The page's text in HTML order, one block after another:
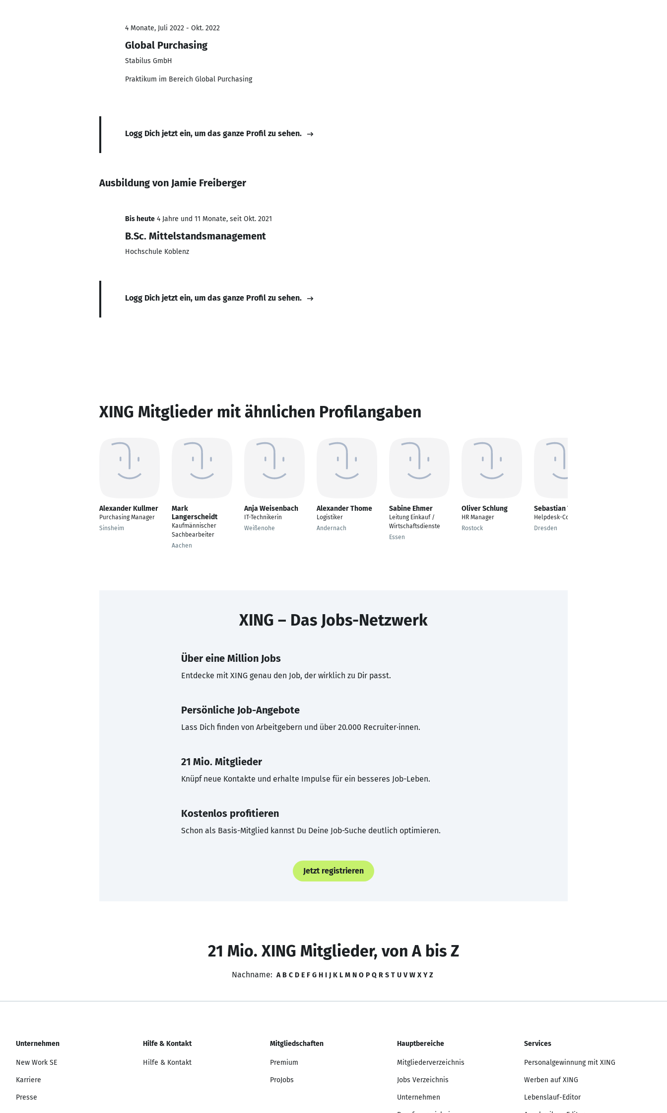
4 Monate, Juli 2022 - Okt. 2022
Global Purchasing
Stabilus GmbH
Praktikum im Bereich Global Purchasing
Logg Dich jetzt ein, um das ganze Profil zu sehen.
Ausbildung von Jamie Freiberger
Bis heute 4 Jahre und 11 Monate, seit Okt. 2021
B.Sc. Mittelstandsmanagement
Hochschule Koblenz
Logg Dich jetzt ein, um das ganze Profil zu sehen.
XING Mitglieder mit ähnlichen Profilangaben
Alexander Kullmer
Purchasing Manager
Sinsheim
Mark
Langerscheidt
Kaufmännischer
Sachbearbeiter
Aachen
Anja Weisenbach
IT-Technikerin
Weißenohe
Alexander Thome
Logistiker
Andernach
Sabine Ehmer
Leitung Einkauf /
Wirtschaftsdienste
Essen
Oliver Schlung
HR Manager
Rostock
Sebastian Tutacz
Helpdesk-Consultant
Dresden
XING – Das Jobs-Netzwerk
Über eine Million Jobs
Entdecke mit XING genau den Job, der wirklich zu Dir passt.
Persönliche Job-Angebote
Lass Dich finden von Arbeitgebern und über 20.000 Recruiter·innen.
21 Mio. Mitglieder
Knüpf neue Kontakte und erhalte Impulse für ein besseres Job-Leben.
Kostenlos profitieren
Schon als Basis-Mitglied kannst Du Deine Job-Suche deutlich optimieren.
Jetzt registrieren
21 Mio. XING Mitglieder, von A bis Z
Nachname: A B C D E F G H I J K L M N O P Q R S T U V W X Y Z
Unternehmen
New Work SE
Karriere
Presse
Hilfe & Kontakt
Hilfe & Kontakt
Mitgliedschaften
Premium
ProJobs
Hauptbereiche
Mitgliederverzeichnis
Jobs Verzeichnis
Unternehmen
Services
Personalgewinnung mit XING
Werben auf XING
Lebenslauf-Editor